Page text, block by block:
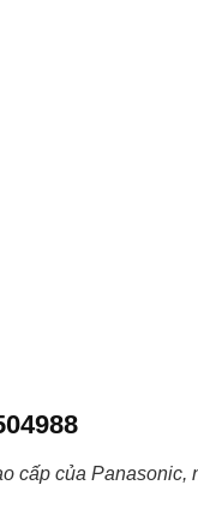
cấp của Panasonic,